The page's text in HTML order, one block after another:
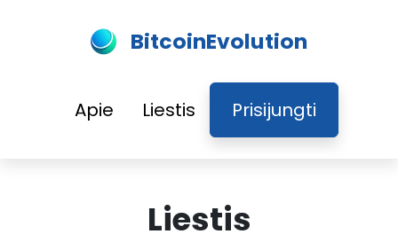
BitcoinEvolution
Apie Liestis Prisijungti
Liestis